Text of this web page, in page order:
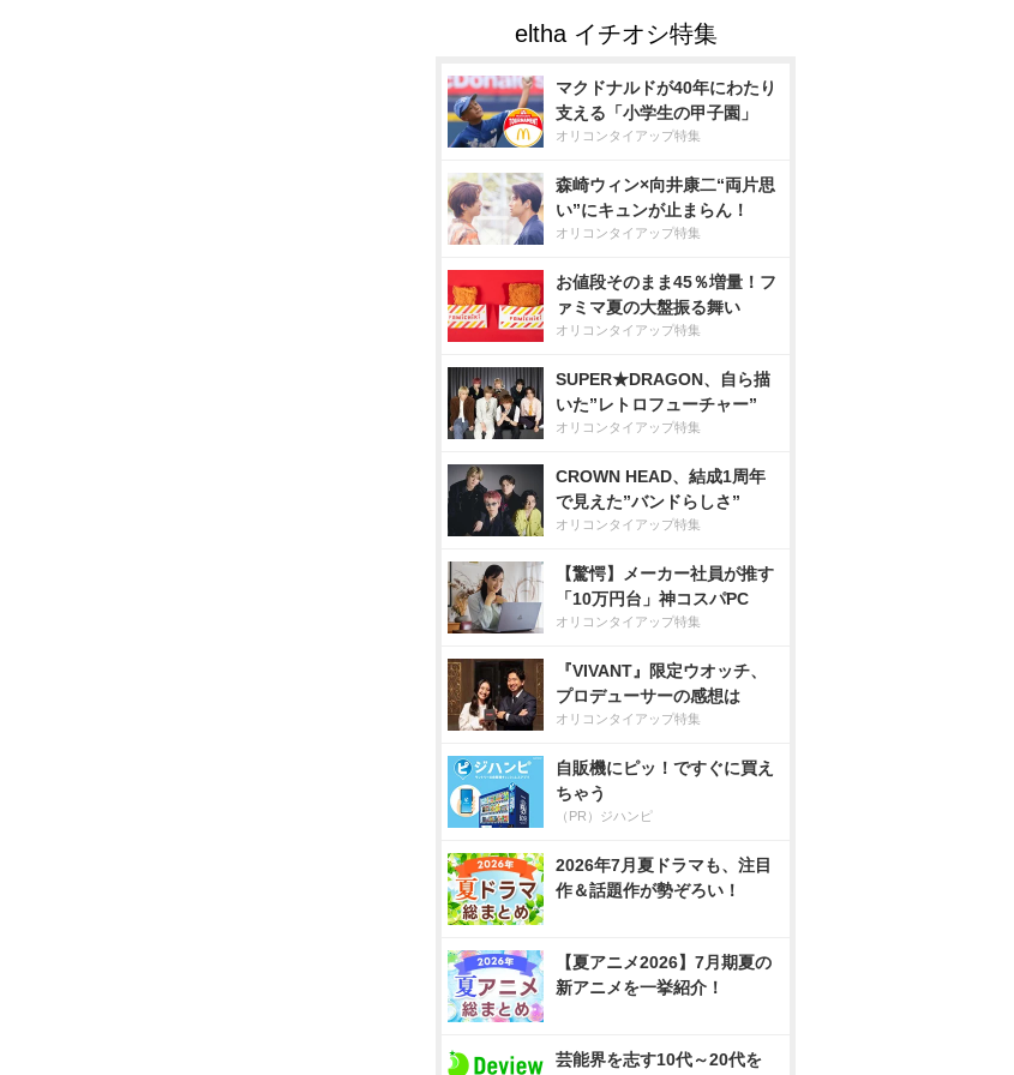
マクドナルドが40年にわたり
支える「小学生の甲子園」
オリコンタイアップ特集
森崎ウィン×向井康二“両片思
い”にキュンが止まらん！
オリコンタイアップ特集
お値段そのまま45％増量！フ
ァミマ夏の大盤振る舞い
オリコンタイアップ特集
SUPER★DRAGON、自ら描
いた”レトロフューチャー”
オリコンタイアップ特集
CROWN HEAD、結成1周年
で見えた”バンドらしさ”
オリコンタイアップ特集
【驚愕】メーカー社員が推す
「10万円台」神コスパPC
オリコンタイアップ特集
『VIVANT』限定ウオッチ、
プロデューサーの感想は
オリコンタイアップ特集
自販機にピッ！ですぐに買え
ちゃう
（PR）ジハンピ
2026年7月夏ドラマも、注目
作＆話題作が勢ぞろい！
【夏アニメ2026】7月期夏の
新アニメを一挙紹介！
芸能界を志す10代～20代を